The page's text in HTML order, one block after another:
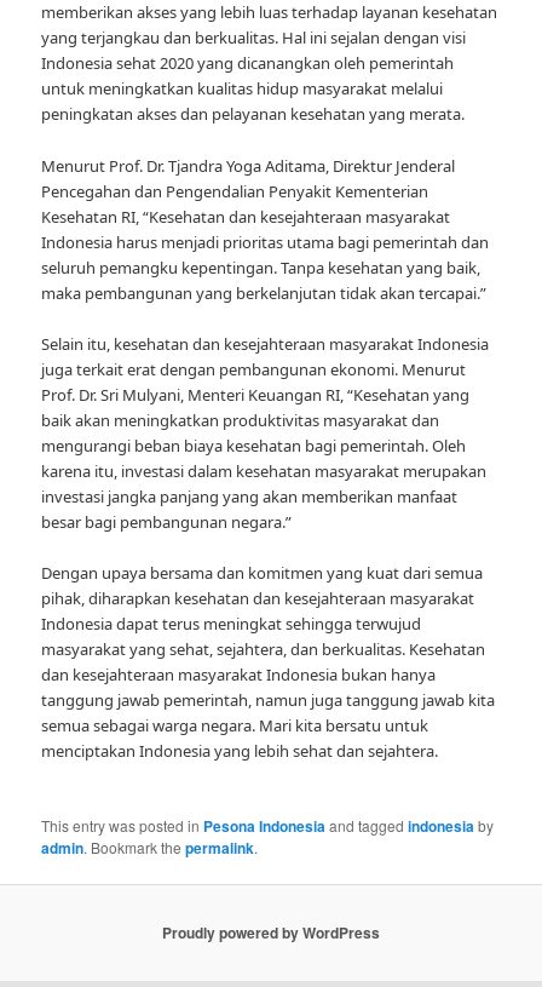
memberikan akses yang lebih luas terhadap layanan kesehatan
yang terjangkau dan berkualitas. Hal ini sejalan dengan visi
Indonesia sehat 2020 yang dicanangkan oleh pemerintah
untuk meningkatkan kualitas hidup masyarakat melalui
peningkatan akses dan pelayanan kesehatan yang merata.
Menurut Prof. Dr. Tjandra Yoga Aditama, Direktur Jenderal
Pencegahan dan Pengendalian Penyakit Kementerian
Kesehatan RI, “Kesehatan dan kesejahteraan masyarakat
Indonesia harus menjadi prioritas utama bagi pemerintah dan
seluruh pemangku kepentingan. Tanpa kesehatan yang baik,
maka pembangunan yang berkelanjutan tidak akan tercapai.”
Selain itu, kesehatan dan kesejahteraan masyarakat Indonesia
juga terkait erat dengan pembangunan ekonomi. Menurut
Prof. Dr. Sri Mulyani, Menteri Keuangan RI, “Kesehatan yang
baik akan meningkatkan produktivitas masyarakat dan
mengurangi beban biaya kesehatan bagi pemerintah. Oleh
karena itu, investasi dalam kesehatan masyarakat merupakan
investasi jangka panjang yang akan memberikan manfaat
besar bagi pembangunan negara.”
Dengan upaya bersama dan komitmen yang kuat dari semua
pihak, diharapkan kesehatan dan kesejahteraan masyarakat
Indonesia dapat terus meningkat sehingga terwujud
masyarakat yang sehat, sejahtera, dan berkualitas. Kesehatan
dan kesejahteraan masyarakat Indonesia bukan hanya
tanggung jawab pemerintah, namun juga tanggung jawab kita
semua sebagai warga negara. Mari kita bersatu untuk
menciptakan Indonesia yang lebih sehat dan sejahtera.
This entry was posted in Pesona Indonesiaand taggedindonesiaby
admin. Bookmark thepermalink.
Proudly powered by WordPress